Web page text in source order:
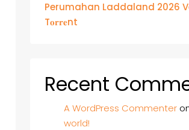
Perumahan Laddaland 2026
T𝐨𝐫𝐫𝐞nt
Recent
A WordPress Commenter
world!